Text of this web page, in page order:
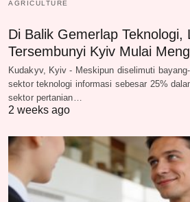
AGRICULTURE
Di Balik Gemerlap Teknologi,
Tersembunyi Kyiv Mulai
Kudakyv, Kyiv - Meskipun diselimuti
sektor teknologi informasi sebesar 25%
sektor pertanian…
2 weeks ago